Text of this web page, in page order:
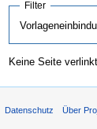
Filter
Keine Seite
Datenschutz Über